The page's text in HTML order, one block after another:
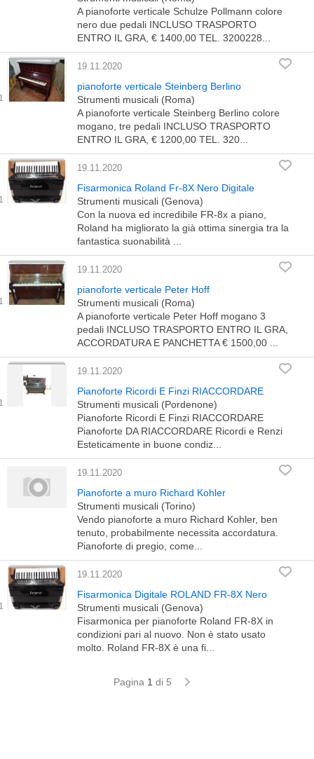
A pianoforte verticale Schulze Pollmann colore
nero due pedali INCLUSO TRASPORTO
ENTRO IL GRA, € 1400,00 TEL. 3200228...
19.11.2020
pianoforte verticale Steinberg Berlino
Strumenti musicali (Roma)
A pianoforte verticale Steinberg Berlino colore
mogano, tre pedali INCLUSO TRASPORTO
ENTRO IL GRA, € 1200,00 TEL. 320...
19.11.2020
Fisarmonica Roland Fr-8X Nero Digitale
Strumenti musicali (Genova)
Con la nuova ed incredibile FR-8x a piano,
Roland ha migliorato la già ottima sinergia tra la
fantastica suonabilità ...
19.11.2020
pianoforte verticale Peter Hoff
Strumenti musicali (Roma)
A pianoforte verticale Peter Hoff mogano 3
pedali INCLUSO TRASPORTO ENTRO IL GRA,
ACCORDATURA E PANCHETTA € 1500,00 ...
19.11.2020
Pianoforte Ricordi E Finzi RIACCORDARE
Strumenti musicali (Pordenone)
Pianoforte Ricordi E Finzi RIACCORDARE
Pianoforte DA RIACCORDARE Ricordi e Renzi
Esteticamente in buone condiz...
19.11.2020
Pianoforte a muro Richard Kohler
Strumenti musicali (Torino)
Vendo pianoforte a muro Richard Kohler, ben
tenuto, probabilmente necessita accordatura.
Pianoforte di pregio, come...
19.11.2020
Fisarmonica Digitale ROLAND FR-8X Nero
Strumenti musicali (Genova)
Fisarmonica per pianoforte Roland FR-8X in
condizioni pari al nuovo. Non è stato usato
molto. Roland FR-8X è una fi...
Pagina 1 di 5